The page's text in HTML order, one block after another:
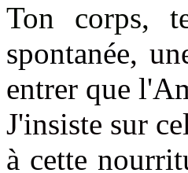
Ton corps,
spontanée,
entrer que
J'insiste sur
à cette